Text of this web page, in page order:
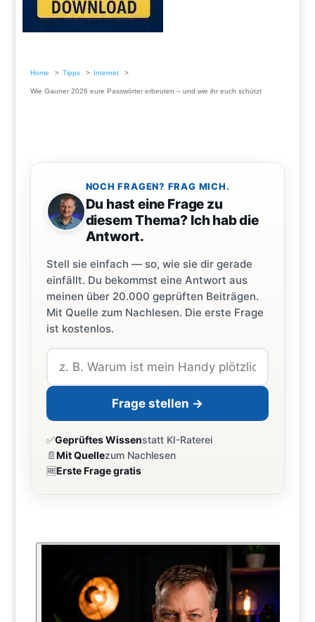
Home Tipps Internet
Wie Gauner 2026 eure Passwörter erbeuten – und wie ihr euch schützt
NOCH FRAGEN? FRAG MICH.
Du hast eine Frage zu
diesem Thema? Ich hab die
Antwort.
Stell sie einfach — so, wie sie dir gerade
einfällt. Du bekommst eine Antwort aus
meinen über 20.000 geprüften Beiträgen.
Mit Quelle zum Nachlesen. Die erste Frage
ist kostenlos.
Frage stellen →
✅Geprüftes Wissenstatt KI-Raterei
📄Mit Quellezum Nachlesen
🆓Erste Frage gratis